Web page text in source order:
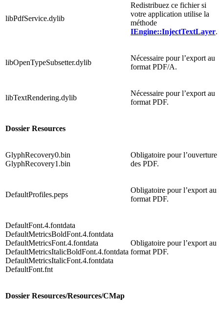
libPdfService.dylib
Redistribuez ce fichier si
votre application utilise la
méthode
IEngine::InjectTextLayer.
libOpenTypeSubsetter.dylib
Nécessaire pour l’export au
format PDF/A.
libTextRendering.dylib
Nécessaire pour l’export au
format PDF.
Dossier Resources
GlyphRecovery0.bin
GlyphRecovery1.bin
Obligatoire pour l’ouverture
des PDF.
DefaultProfiles.peps
Obligatoire pour l’export au
format PDF.
DefaultFont.4.fontdata
DefaultMetricsBoldFont.4.fontdata
DefaultMetricsFont.4.fontdata
DefaultMetricsItalicBoldFont.4.fontdata
DefaultMetricsItalicFont.4.fontdata
DefaultFont.fnt
Obligatoire pour l’export au
format PDF.
Dossier Resources/Resources/CMap